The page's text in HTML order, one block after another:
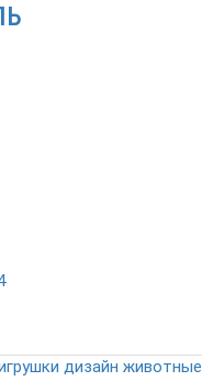
дизайн животные